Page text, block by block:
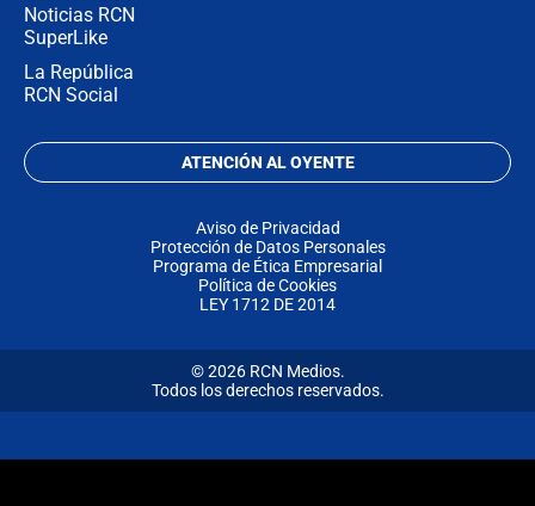
Noticias RCN
SuperLike
La República
RCN Social
ATENCIÓN AL OYENTE
Aviso de Privacidad
Protección de Datos Personales
Programa de Ética Empresarial
Política de Cookies
LEY 1712 DE 2014
© 2026 RCN Medios.
Todos los derechos reservados.